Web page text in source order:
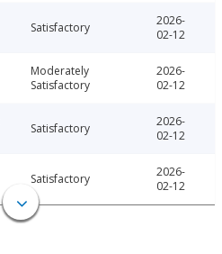
Satisfactory
2026-
02-12
Moderately
Satisfactory
2026-
02-12
Satisfactory
2026-
02-12
Satisfactory
2026-
02-12